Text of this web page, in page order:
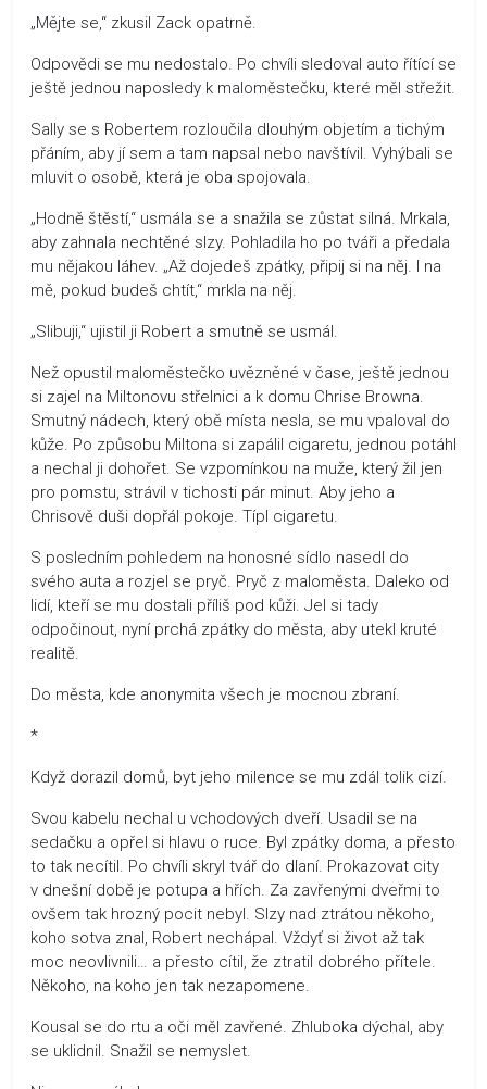
„Mějte se,“ zkusil Zack opatrně.
Odpovědi se mu nedostalo. Po chvíli sledoval auto řítící se
ještě jednou naposledy k maloměstečku, které měl střežit.
Sally se s Robertem rozloučila dlouhým objetím a tichým
přáním, aby jí sem a tam napsal nebo navštívil. Vyhýbali se
mluvit o osobě, která je oba spojovala.
„Hodně štěstí,“ usmála se a snažila se zůstat silná. Mrkala,
aby zahnala nechtěné slzy. Pohladila ho po tváři a předala
mu nějakou láhev. „Až dojedeš zpátky, připij si na něj. I na
mě, pokud budeš chtít,“ mrkla na něj.
„Slibuji,“ ujistil ji Robert a smutně se usmál.
Než opustil maloměstečko uvězněné v čase, ještě jednou
si zajel na Miltonovu střelnici a k domu Chrise Browna.
Smutný nádech, který obě místa nesla, se mu vpaloval do
kůže. Po způsobu Miltona si zapálil cigaretu, jednou potáhl
a nechal ji dohořet. Se vzpomínkou na muže, který žil jen
pro pomstu, strávil v tichosti pár minut. Aby jeho a
Chrisově duši dopřál pokoje. Típl cigaretu.
S posledním pohledem na honosné sídlo nasedl do
svého auta a rozjel se pryč. Pryč z maloměsta. Daleko od
lidí, kteří se mu dostali příliš pod kůži. Jel si tady
odpočinout, nyní prchá zpátky do města, aby utekl kruté
realitě.
Do města, kde anonymita všech je mocnou zbraní.
*
Když dorazil domů, byt jeho milence se mu zdál tolik cizí.
Svou kabelu nechal u vchodových dveří. Usadil se na
sedačku a opřel si hlavu o ruce. Byl zpátky doma, a přesto
to tak necítil. Po chvíli skryl tvář do dlaní. Prokazovat city
v dnešní době je potupa a hřích. Za zavřenými dveřmi to
ovšem tak hrozný pocit nebyl. Slzy nad ztrátou někoho,
koho sotva znal, Robert nechápal. Vždyť si život až tak
moc neovlivnili… a přesto cítil, že ztratil dobrého přítele.
Někoho, na koho jen tak nezapomene.
Kousal se do rtu a oči měl zavřené. Zhluboka dýchal, aby
se uklidnil. Snažil se nemyslet.